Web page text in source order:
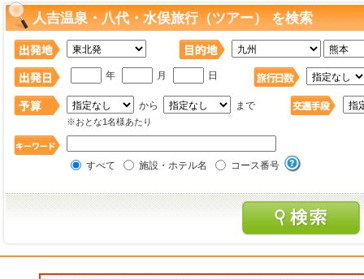
人吉温泉・八代・水俣旅行（ツアー） を検索
年 月 日
から まで
※おとな1名様あたり
すべて 施設・ホテル名 コース番号